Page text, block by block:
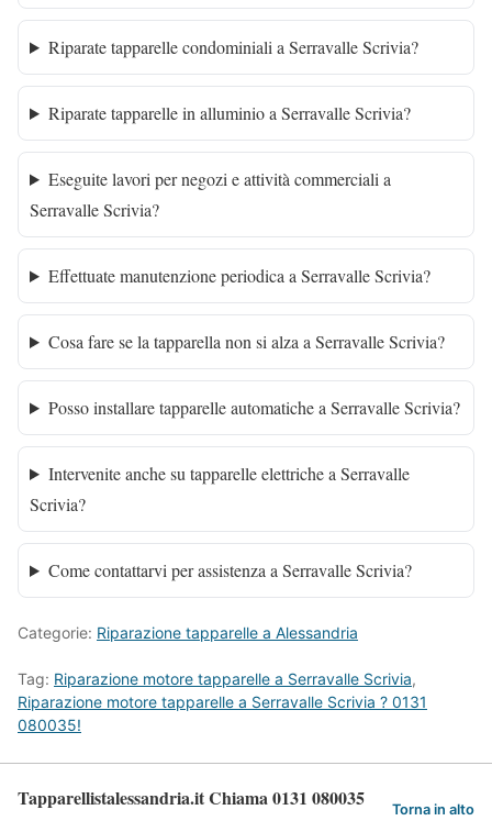
Riparate tapparelle condominiali a Serravalle Scrivia?
Riparate tapparelle in alluminio a Serravalle Scrivia?
Eseguite lavori per negozi e attività commerciali a
Serravalle Scrivia?
Effettuate manutenzione periodica a Serravalle Scrivia?
Cosa fare se la tapparella non si alza a Serravalle Scrivia?
Posso installare tapparelle automatiche a Serravalle Scrivia?
Intervenite anche su tapparelle elettriche a Serravalle
Scrivia?
Come contattarvi per assistenza a Serravalle Scrivia?
Categorie: Riparazione tapparelle a Alessandria
Tag: Riparazione motore tapparelle a Serravalle Scrivia,
Riparazione motore tapparelle a Serravalle Scrivia ? 0131
080035!
Tapparellistalessandria.it Chiama 0131 080035 Torna in alto